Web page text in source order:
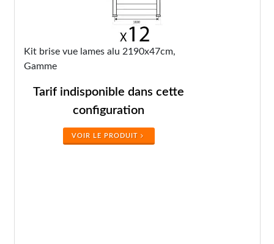
Kit brise vue lames alu 2190x47cm,
Gamme
Tarif indisponible dans cette
configuration
VOIR LE PRODUIT